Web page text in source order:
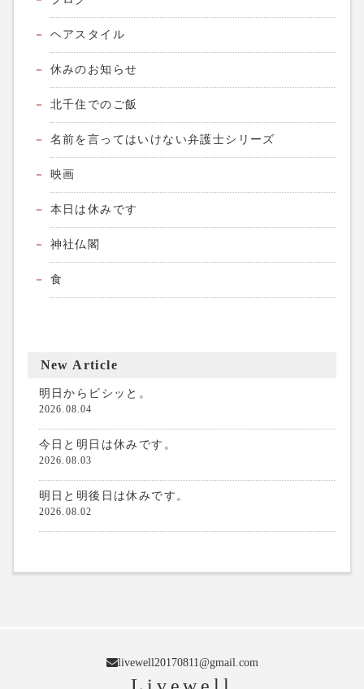
ヘアスタイル
休みのお知らせ
北千住でのご飯
名前を言ってはいけない弁護士シリーズ
映画
本日は休みです
神社仏閣
食
New Article
明日からビシッと。
2026.08.04
今日と明日は休みです。
2026.08.03
明日と明後日は休みです。
2026.08.02
livewell20170811@gmail.com